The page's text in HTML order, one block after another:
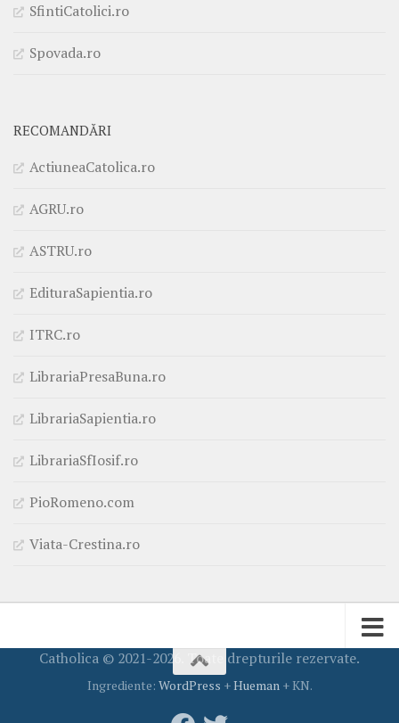
SfintiCatolici.ro
Spovada.ro
RECOMANDĂRI
ActiuneaCatolica.ro
AGRU.ro
ASTRU.ro
EdituraSapientia.ro
ITRC.ro
LibrariaPresaBuna.ro
LibrariaSapientia.ro
LibrariaSfIosif.ro
PioRomeno.com
Viata-Crestina.ro
Catholica © 2021-2026. Toate drepturile rezervate.
Ingrediente: WordPress +Hueman+ KN.